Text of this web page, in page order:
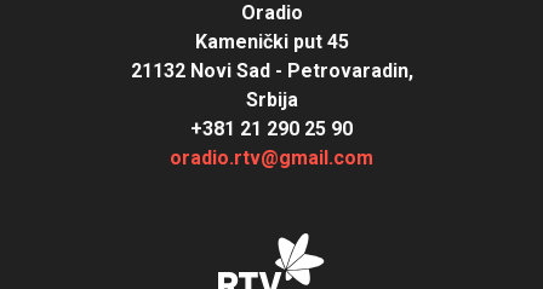
Oradio
Kamenički put 45
21132 Novi Sad - Petrovaradin,
Srbija
+381 21 290 25 90
oradio.rtv@gmail.com